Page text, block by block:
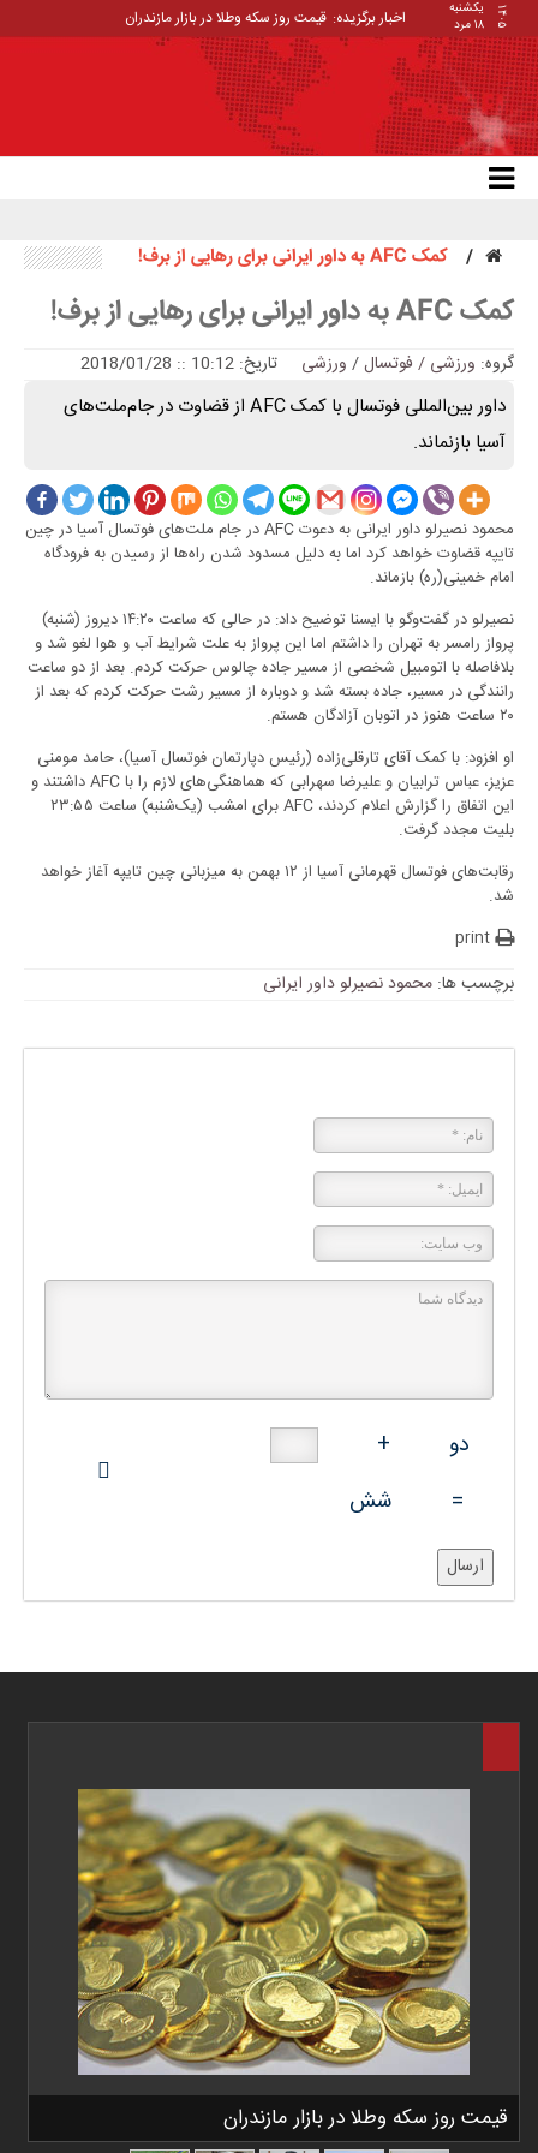
۱۴۰۵
یکشنبه
۱۸ مرد
اخبار برگزیده: قیمت روز سکه وطلا در بازار مازندران
کمک AFC به داور ایرانی برای رهایی از برف!
کمک AFC به داور ایرانی برای رهایی از برف!
گروه: ورزشی / فوتسال/ ورزشی تاریخ: 10:12 :: 2018/01/28
داور بین‌المللی فوتسال با کمک AFC از قضاوت در جام‌ملت‌های
آسیا بازنماند.
محمود نصیرلو داور ایرانی به دعوت AFC در جام ملت‌های فوتسال آسیا در چین
تایپه قضاوت خواهد کرد اما به دلیل مسدود شدن راه‌ها از رسیدن به فرودگاه
امام خمینی(ره) بازماند.
نصیرلو در گفت‌وگو با ایسنا توضیح داد: در حالی که ساعت ۱۴:۲۰ دیروز (شنبه)
پرواز رامسر به تهران را داشتم اما این پرواز به علت شرایط آب و هوا لغو شد و
بلافاصله با اتومبیل شخصی از مسیر جاده چالوس حرکت کردم. بعد از دو ساعت
رانندگی در مسیر، جاده بسته شد و دوباره از مسیر رشت حرکت کردم که بعد از
۲۰ ساعت هنوز در اتوبان آزادگان هستم.
او افزود: با کمک آقای تارقلی‌زاده (رئیس دپارتمان فوتسال آسیا)، حامد مومنی
عزیز، عباس ترابیان و علیرضا سهرابی که هماهنگی‌های لازم را با AFC داشتند و
این اتفاق را گزارش اعلام کردند، AFC برای امشب (یک‌شنبه) ساعت ۲۳:۵۵
بلیت مجدد گرفت.
رقابت‌های فوتسال قهرمانی آسیا از ۱۲ بهمن به میزبانی چین تایپه آغاز خواهد
شد.
print
برچسب ها: محمود نصیرلو داور ایرانی
دو
+
=
شش
ارسال
قیمت روز سکه وطلا در بازار مازندران